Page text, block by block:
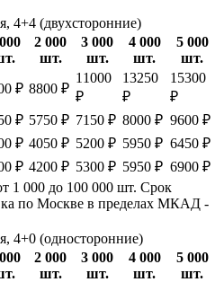
4+4 (двухсторонние)
2 000
шт.
3 000
шт.
4 000
шт.
5 000
шт.
₽ 8800 ₽
11000
₽
13250
₽
15300
₽
₽ 5750 ₽ 7150 ₽ 8000 ₽ 9600 ₽
₽ 4050 ₽ 5200 ₽ 5950 ₽ 6450 ₽
₽ 4200 ₽ 5300 ₽ 5950 ₽ 6900 ₽
1 000 до 100 000 шт. Срок
по Москве в пределах МКАД -
4+0 (односторонние)
2 000
шт.
3 000
шт.
4 000
шт.
5 000
шт.